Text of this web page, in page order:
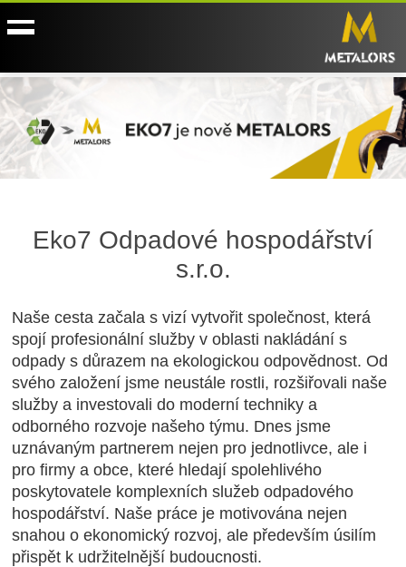
Eko7 Odpadové hospodářství
s.r.o.
Naše cesta začala s vizí vytvořit společnost, která
spojí profesionální služby v oblasti nakládání s
odpady s důrazem na ekologickou odpovědnost. Od
svého založení jsme neustále rostli, rozšiřovali naše
služby a investovali do moderní techniky a
odborného rozvoje našeho týmu. Dnes jsme
uznávaným partnerem nejen pro jednotlivce, ale i
pro firmy a obce, které hledají spolehlivého
poskytovatele komplexních služeb odpadového
hospodářství. Naše práce je motivována nejen
snahou o ekonomický rozvoj, ale především úsilím
přispět k udržitelnější budoucnosti.